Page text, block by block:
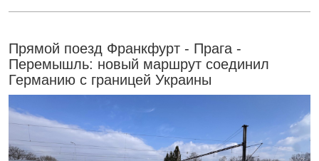
Прямой поезд Франкфурт - Прага -
Перемышль: новый маршрут соединил
Германию с границей Украины